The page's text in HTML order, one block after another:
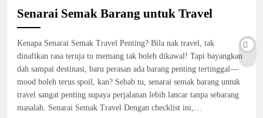
Senarai Semak Barang untuk Travel
Kenapa Senarai Semak Travel Penting? Bila nak travel, tak
dinafikan rasa teruja tu memang tak boleh dikawal! Tapi bayangkan
dah sampai destinasi, baru perasan ada barang penting tertinggal—
mood boleh terus spoil, kan? Sebab tu, senarai semak barang untuk
travel sangat penting supaya perjalanan lebih lancar tanpa sebarang
masalah. Senarai Semak Travel Dengan checklist ini,…